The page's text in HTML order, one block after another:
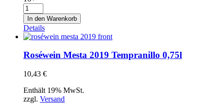
Weißwein
Mesta
2019
Verdejo
0,75l
Menge
In den Warenkorb
Details
Roséwein Mesta 2019 Tempranillo 0,75l
10,43 €
Enthält 19% MwSt.
zzgl. Versand